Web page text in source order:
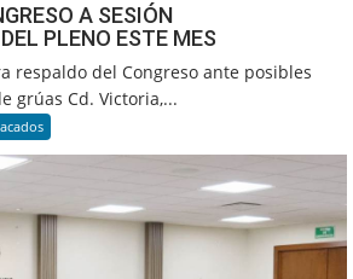
A SESIÓN
PLENO ESTE MES
respaldo del Congreso ante posibles
grúas Cd. Victoria,...